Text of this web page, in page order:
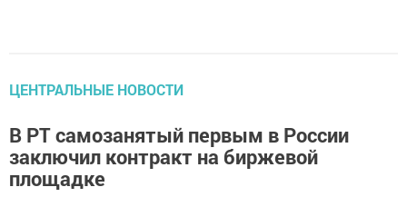
ЦЕНТРАЛЬНЫЕ НОВОСТИ
В РТ самозанятый первым в России
заключил контракт на биржевой
площадке